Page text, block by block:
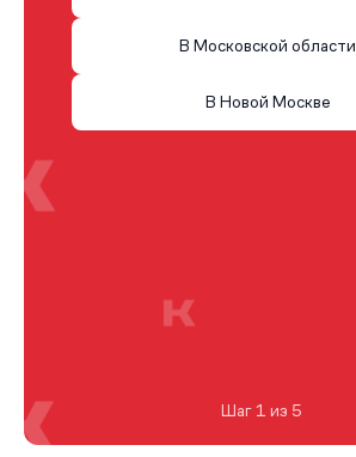
В Московской области
В Новой Москве
Шаг 1 из 5